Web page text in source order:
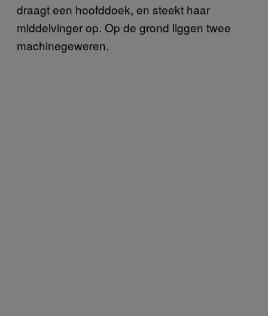
draagt een hoofddoek, en steekt haar
middelvinger op. Op de grond liggen twee
machinegeweren.